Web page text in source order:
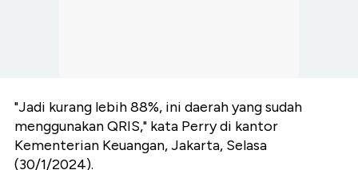
"Jadi kurang lebih 88%, ini daerah yang sudah
menggunakan QRIS," kata Perry di kantor
Kementerian Keuangan, Jakarta, Selasa
(30/1/2024).